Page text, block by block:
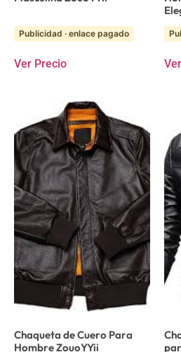
Publicidad · enlace pagado
Ver Precio
Chaqueta de Cuero Para
Hombre ZouoYYii